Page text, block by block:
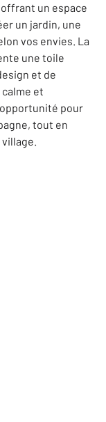
un espace
un jardin, une
vos envies. La
une toile
et de
et
pour
tout en